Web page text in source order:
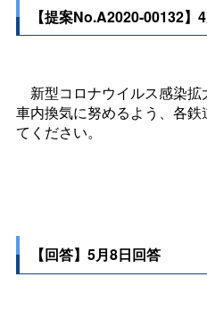
【提案No.A2020-00132】
新型コロナウイルス感染
車内換気に努めるよう、各
てください。
【回答】5月8日回答